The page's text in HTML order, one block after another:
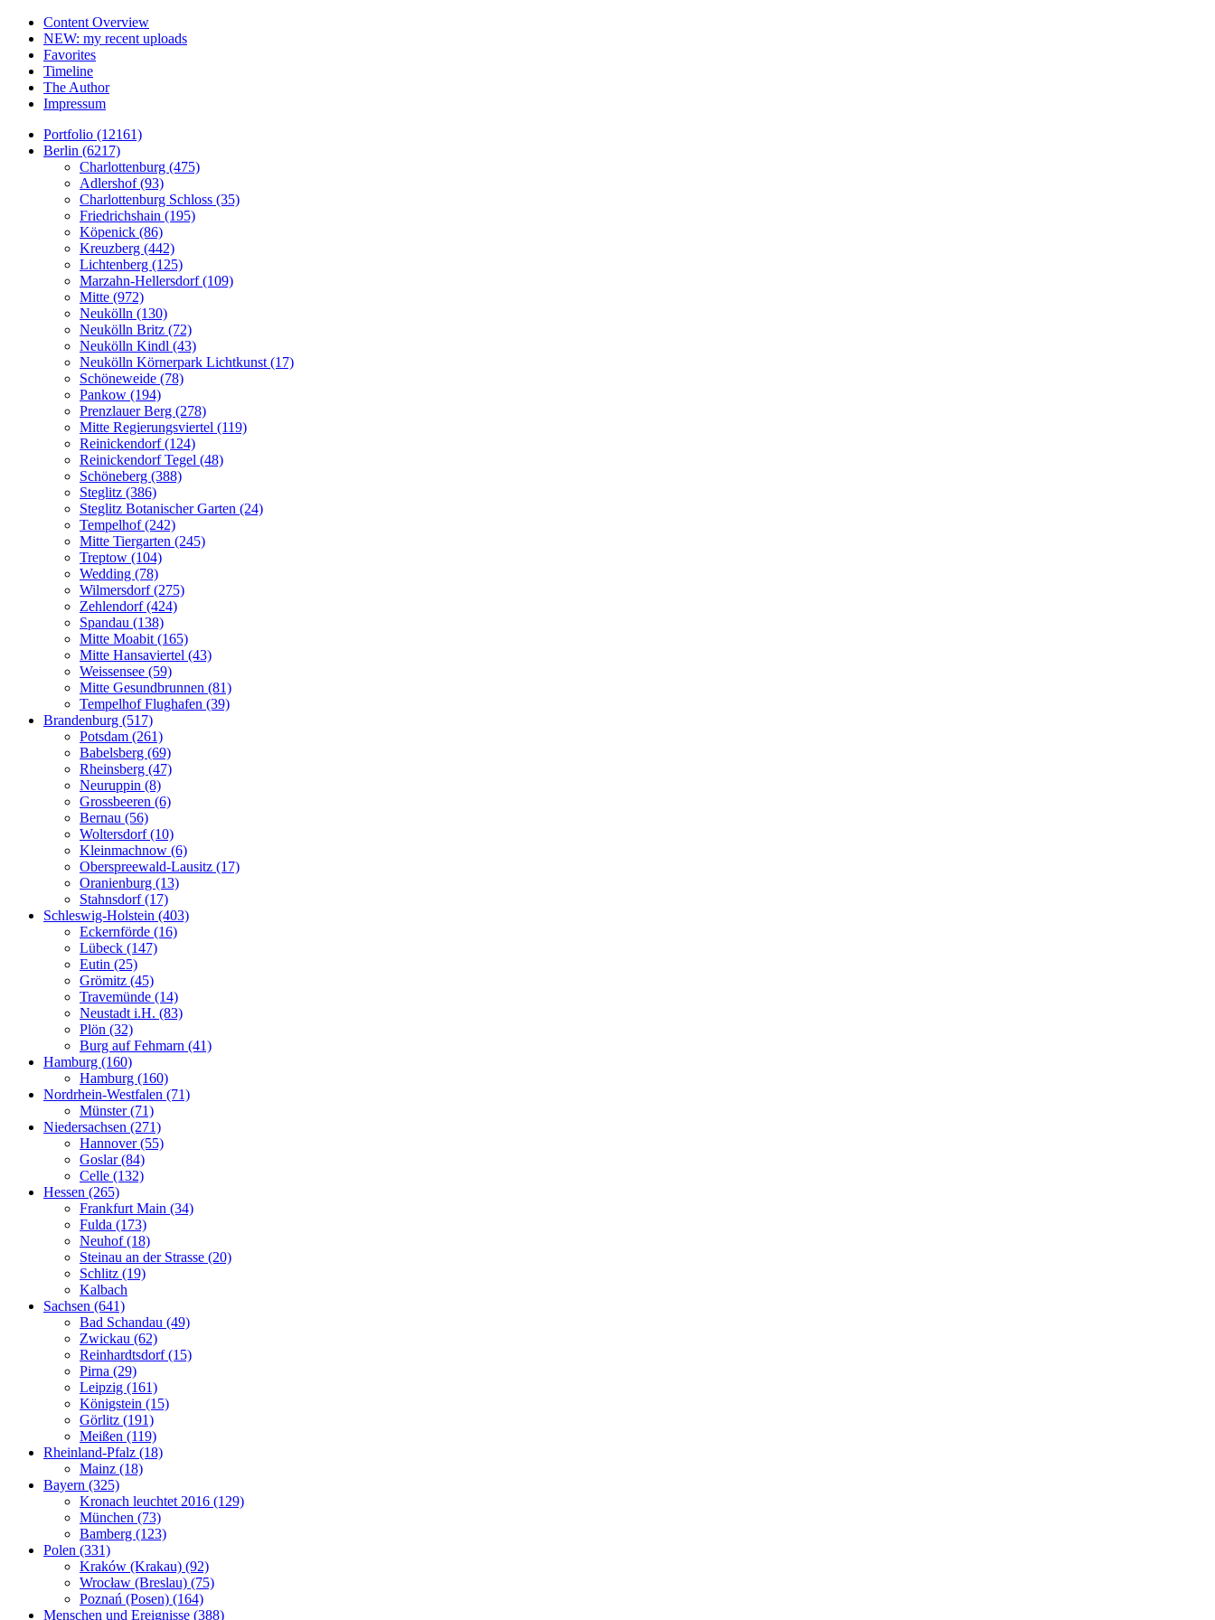
Content Overview
NEW: my recent uploads
Favorites
Timeline
The Author
Impressum
Portfolio (12161)
Berlin (6217)
Charlottenburg (475)
Adlershof (93)
Charlottenburg Schloss (35)
Friedrichshain (195)
Köpenick (86)
Kreuzberg (442)
Lichtenberg (125)
Marzahn-Hellersdorf (109)
Mitte (972)
Neukölln (130)
Neukölln Britz (72)
Neukölln Kindl (43)
Neukölln Körnerpark Lichtkunst (17)
Schöneweide (78)
Pankow (194)
Prenzlauer Berg (278)
Mitte Regierungsviertel (119)
Reinickendorf (124)
Reinickendorf Tegel (48)
Schöneberg (388)
Steglitz (386)
Steglitz Botanischer Garten (24)
Tempelhof (242)
Mitte Tiergarten (245)
Treptow (104)
Wedding (78)
Wilmersdorf (275)
Zehlendorf (424)
Spandau (138)
Mitte Moabit (165)
Mitte Hansaviertel (43)
Weissensee (59)
Mitte Gesundbrunnen (81)
Tempelhof Flughafen (39)
Brandenburg (517)
Potsdam (261)
Babelsberg (69)
Rheinsberg (47)
Neuruppin (8)
Grossbeeren (6)
Bernau (56)
Woltersdorf (10)
Kleinmachnow (6)
Oberspreewald-Lausitz (17)
Oranienburg (13)
Stahnsdorf (17)
Schleswig-Holstein (403)
Eckernförde (16)
Lübeck (147)
Eutin (25)
Grömitz (45)
Travemünde (14)
Neustadt i.H. (83)
Plön (32)
Burg auf Fehmarn (41)
Hamburg (160)
Hamburg (160)
Nordrhein-Westfalen (71)
Münster (71)
Niedersachsen (271)
Hannover (55)
Goslar (84)
Celle (132)
Hessen (265)
Frankfurt Main (34)
Fulda (173)
Neuhof (18)
Steinau an der Strasse (20)
Schlitz (19)
Kalbach
Sachsen (641)
Bad Schandau (49)
Zwickau (62)
Reinhardtsdorf (15)
Pirna (29)
Leipzig (161)
Königstein (15)
Görlitz (191)
Meißen (119)
Rheinland-Pfalz (18)
Mainz (18)
Bayern (325)
Kronach leuchtet 2016 (129)
München (73)
Bamberg (123)
Polen (331)
Kraków (Krakau) (92)
Wrocław (Breslau) (75)
Poznań (Posen) (164)
Menschen und Ereignisse (388)